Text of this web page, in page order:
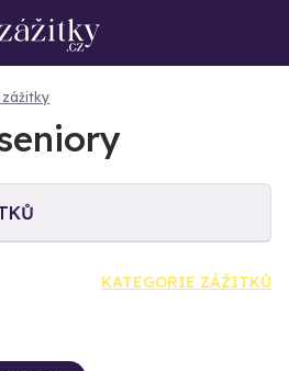
zážitky
KATEGORIE ZÁŽITKŮ